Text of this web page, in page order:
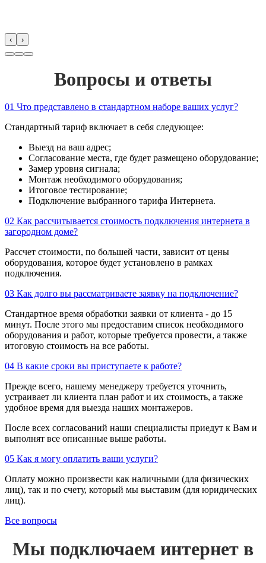
‹ ›
Вопросы и ответы
01 Что представлено в стандартном наборе ваших услуг?
Стандартный тариф включает в себя следующее:
Выезд на ваш адрес;
Согласование места, где будет размещено оборудование;
Замер уровня сигнала;
Монтаж необходимого оборудования;
Итоговое тестирование;
Подключение выбранного тарифа Интернета.
02 Как рассчитывается стоимость подключения интернета в
загородном доме?
Рассчет стоимости, по большей части, зависит от цены
оборудования, которое будет установлено в рамках
подключения.
03 Как долго вы рассматриваете заявку на подключение?
Стандартное время обработки заявки от клиента - до 15
минут. После этого мы предоставим список необходимого
оборудования и работ, которые требуется провести, а также
итоговую стоимость на все работы.
04 В какие сроки вы приступаете к работе?
Прежде всего, нашему менеджеру требуется уточнить,
устраивает ли клиента план работ и их стоимость, а также
удобное время для выезда наших монтажеров.
После всех согласований наши специалисты приедут к Вам и
выполнят все описанные выше работы.
05 Как я могу оплатить ваши услуги?
Оплату можно произвести как наличными (для физических
лиц), так и по счету, который мы выставим (для юридических
лиц).
Все вопросы
Мы подключаем интернет в